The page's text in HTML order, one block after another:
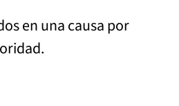
en una causa por